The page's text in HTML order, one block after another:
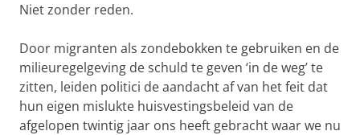
Niet zonder reden.
Door migranten als zondebokken te gebruiken en de
milieuregelgeving de schuld te geven ‘in de weg’ te
zitten, leiden politici de aandacht af van het feit dat
hun eigen mislukte huisvestingsbeleid van de
afgelopen twintig jaar ons heeft gebracht waar we nu